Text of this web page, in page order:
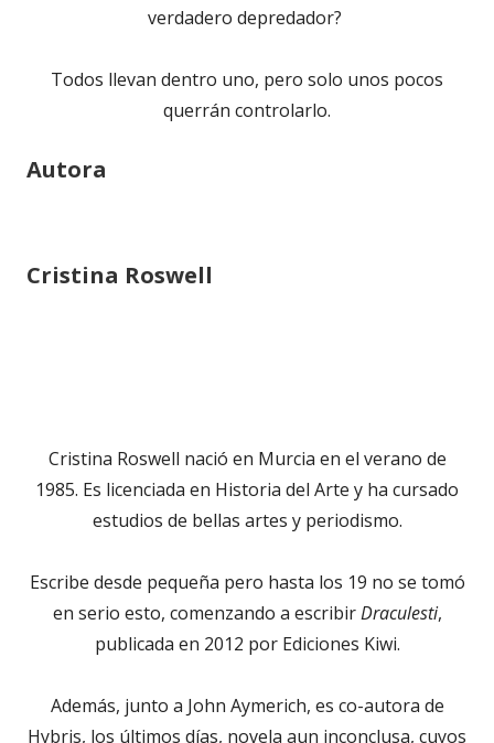
verdadero depredador?
Todos llevan dentro uno, pero solo unos pocos
querrán controlarlo.
Autora
Cristina Roswell
Cristina Roswell nació en Murcia en el verano de
1985. Es licenciada en Historia del Arte y ha cursado
estudios de bellas artes y periodismo.
Escribe desde pequeña pero hasta los 19 no se tomó
en serio esto, comenzando a escribirDraculesti,
publicada en 2012 por Ediciones Kiwi.
Además, junto a John Aymerich, es co-autora de
Hybris, los últimos días, novela aun inconclusa, cuyos